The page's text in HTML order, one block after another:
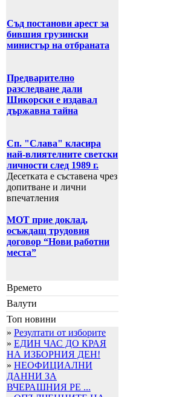
Съд постанови арест за
бившия грузински
министър на отбраната
Предварително
разследване дали
Шикорски е издавал
държавна тайна
Сп. "Слава" класира
най-влиятелните светски
личности след 1989 г.
Десетката е съставена чрез
допитване и лични
впечатления
МОТ прие доклад,
осъждащ трудовия
договор “Нови работни
места”
Времето
Валути
Топ новини
» Резултати от изборите
» ЕДИН ЧАС ДО КРАЯ
НА ИЗБОРНИЯ ДЕН!
» НЕОФИЦИАЛНИ
ДАННИ ЗА
ВЧЕРАШНИЯ РЕ ...